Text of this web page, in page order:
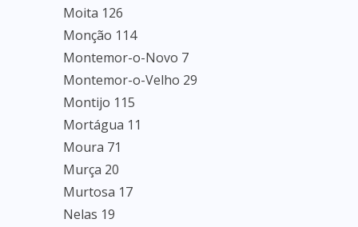
Moita 126
Monção 114
Montemor-o-Novo 7
Montemor-o-Velho 29
Montijo 115
Mortágua 11
Moura 71
Murça 20
Murtosa 17
Nelas 19